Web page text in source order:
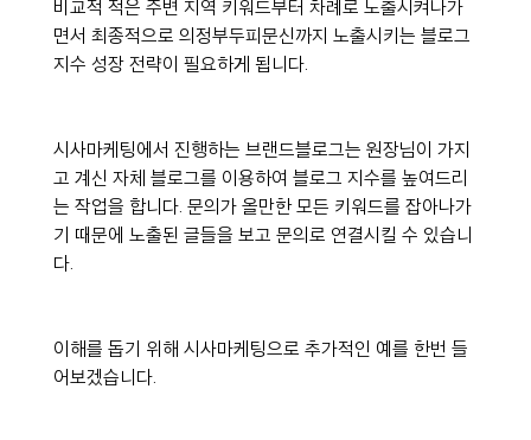
비교적 적은 주변 지역 키워드부터 차례로 노출시켜나가
면서 최종적으로 의정부두피문신까지 노출시키는 블로그
지수 성장 전략이 필요하게 됩니다.
시사마케팅에서 진행하는 브랜드블로그는 원장님이 가지
고 계신 자체 블로그를 이용하여 블로그 지수를 높여드리
는 작업을 합니다. 문의가 올만한 모든 키워드를 잡아나가
기 때문에 노출된 글들을 보고 문의로 연결시킬 수 있습니
다.
이해를 돕기 위해 시사마케팅으로 추가적인 예를 한번 들
어보겠습니다.